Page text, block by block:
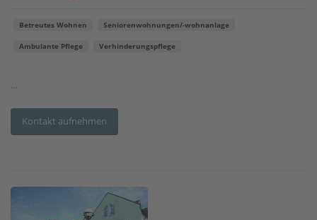
Betreutes Wohnen Seniorenwohnungen/-wohnanlage
Ambulante Pflege Verhinderungspflege
...
Kontakt aufnehmen